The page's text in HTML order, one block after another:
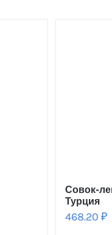
Совок-
Турция
468.20 ₽